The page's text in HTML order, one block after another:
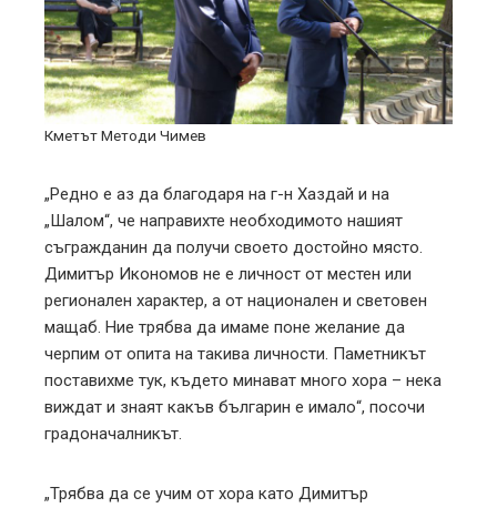
Кметът Методи Чимев
„Редно е аз да благодаря на г-н Хаздай и на
„Шалом“, че направихте необходимото нашият
съгражданин да получи своето достойно място.
Димитър Икономов не е личност от местен или
регионален характер, а от национален и световен
мащаб. Ние трябва да имаме поне желание да
черпим от опита на такива личности. Паметникът
поставихме тук, където минават много хора – нека
виждат и знаят какъв българин е имало“, посочи
градоначалникът.
„Трябва да се учим от хора като Димитър